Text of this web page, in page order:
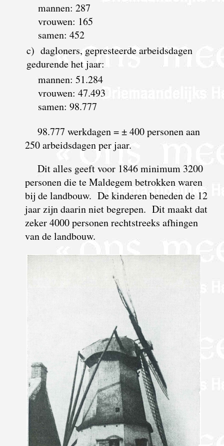
mannen: 287
vrouwen: 165
samen: 452
c) dagloners, gepresteerde arbeidsdagen
gedurende het jaar:
mannen: 51.284
vrouwen: 47.493
samen: 98.777
98.777 werkdagen = ± 400 personen aan
250 arbeidsdagen per jaar.
Dit alles geeft voor 1846 minimum 3200
personen die te Maldegem betrokken waren
bij de landbouw. De kinderen beneden de 12
jaar zijn daarin niet begrepen. Dit maakt dat
zeker 4000 personen rechtstreeks afhingen
van de landbouw.